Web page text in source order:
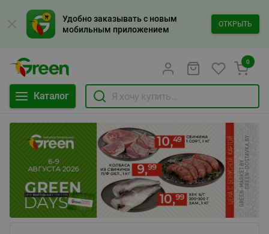
Удобно заказывать с новым
мобильным приложением
ОТКРЫТЬ
Каталог
0